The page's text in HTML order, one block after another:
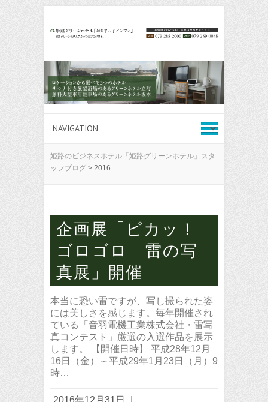
姫路のビジネスホテル「姫路グリーンホテル」スタ
ッフブログ > 2016
企画展「ピカッ！
ゴロゴロ 雷の写
真展」開催
本当に恐い雷ですが、写し撮られた姿
には美しさを感じます。毎年開催され
ている「音羽電機工業株式会社・雷写
真コンテスト」厳選の入選作品を展示
します。 【開催日時】 平成28年12月
16日（金）～平成29年1月23日（月）9
時…